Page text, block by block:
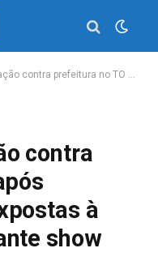
TO após crianças serem expostas à sexualização durante show
contra
à
show